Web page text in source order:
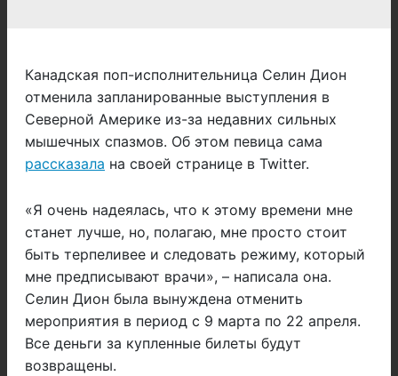
Канадская поп-исполнительница Селин Дион
отменила запланированные выступления в
Северной Америке из-за недавних сильных
мышечных спазмов. Об этом певица сама
рассказала на своей странице в Twitter.
«Я очень надеялась, что к этому времени мне
станет лучше, но, полагаю, мне просто стоит
быть терпеливее и следовать режиму, который
мне предписывают врачи», – написала она.
Селин Дион была вынуждена отменить
мероприятия в период с 9 марта по 22 апреля.
Все деньги за купленные билеты будут
возвращены.